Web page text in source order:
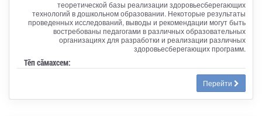
теоретической базы реализации здоровьесберегающих
технологий в дошкольном образовании. Некоторые результаты
проведенных исследований, выводы и рекомендации могут быть
востребованы педагогами в различных образовательных
организациях для разработки и реализации различных
здоровьесберегающих программ.
Тӗп сӑмахсем:
Перейти